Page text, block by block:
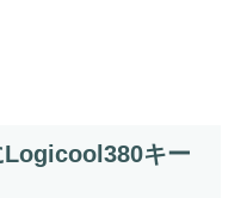
Logicool380キー